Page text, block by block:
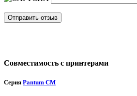
Отправить отзыв
Совместимость с принтерами
Серия Pantum CM